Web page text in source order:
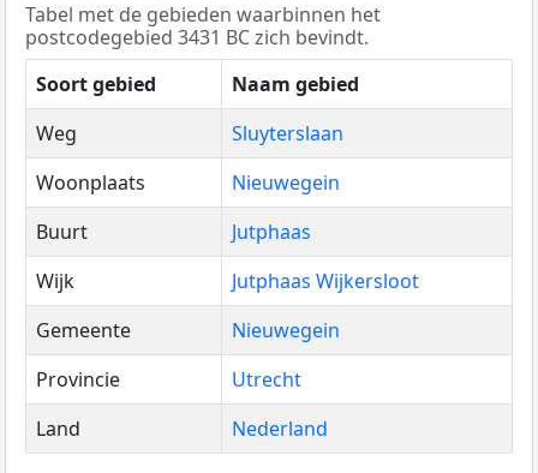
Tabel met de gebieden waarbinnen het
postcodegebied 3431 BC zich bevindt.
Soort gebied
Naam gebied
Weg
Sluyterslaan
Woonplaats
Nieuwegein
Buurt
Jutphaas
Wijk
Jutphaas Wijkersloot
Gemeente
Nieuwegein
Provincie
Utrecht
Land
Nederland